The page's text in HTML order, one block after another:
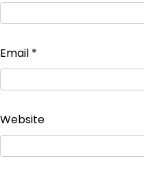
Email *
Website